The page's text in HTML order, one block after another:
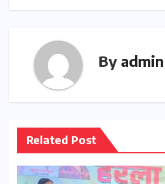
By admin
Related Post